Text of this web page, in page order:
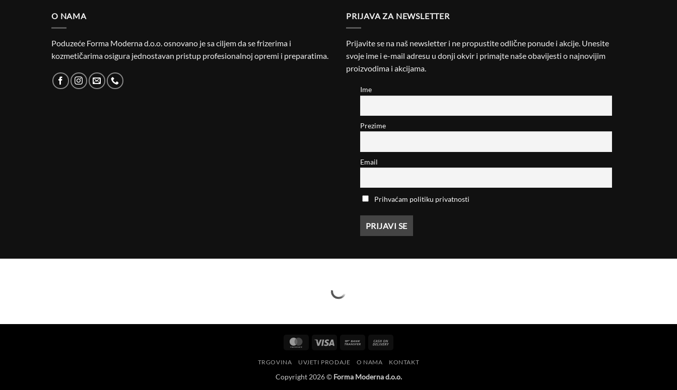
O NAMA
Poduzeće Forma Moderna d.o.o. osnovano je sa ciljem da se frizerima i
kozmetičarima osigura jednostavan pristup profesionalnoj opremi i preparatima.
PRIJAVA ZA NEWSLETTER
Prijavite se na naš newsletter i ne propustite odlične ponude i akcije. Unesite
svoje ime i e-mail adresu u donji okvir i primajte naše obavijesti o najnovijim
proizvodima i akcijama.
Ime
Prezime
Email
Prihvaćam politiku privatnosti
MasterCardVisa
Bank
Delivery
TRGOVINA UVJETI PRODAJE O NAMA KONTAKT
Copyright 2026 © Forma Moderna d.o.o.